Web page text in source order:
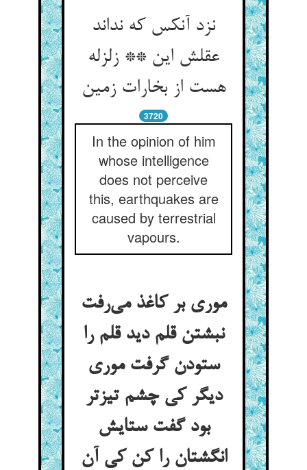
نزد آنکس که نداند
عقلش این ** زلزله
هست از بخارات زمین
3720
In the opinion of him
whose intelligence
does not perceive
this, earthquakes are
caused by terrestrial
vapours.
موری بر کاغذ می‌رفت
نبشتن قلم دید قلم را
ستودن گرفت موری
دیگر کی چشم تیزتر
بود گفت ستایش
انگشتان را کن کی آن